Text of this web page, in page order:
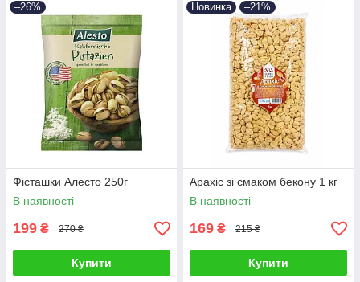
–26%
Фісташки Алесто 250г
В наявності
199 ₴ 270 ₴
Купити
Новинка –21%
Арахіс зі смаком бекону 1 кг
В наявності
169 ₴ 215 ₴
Купити